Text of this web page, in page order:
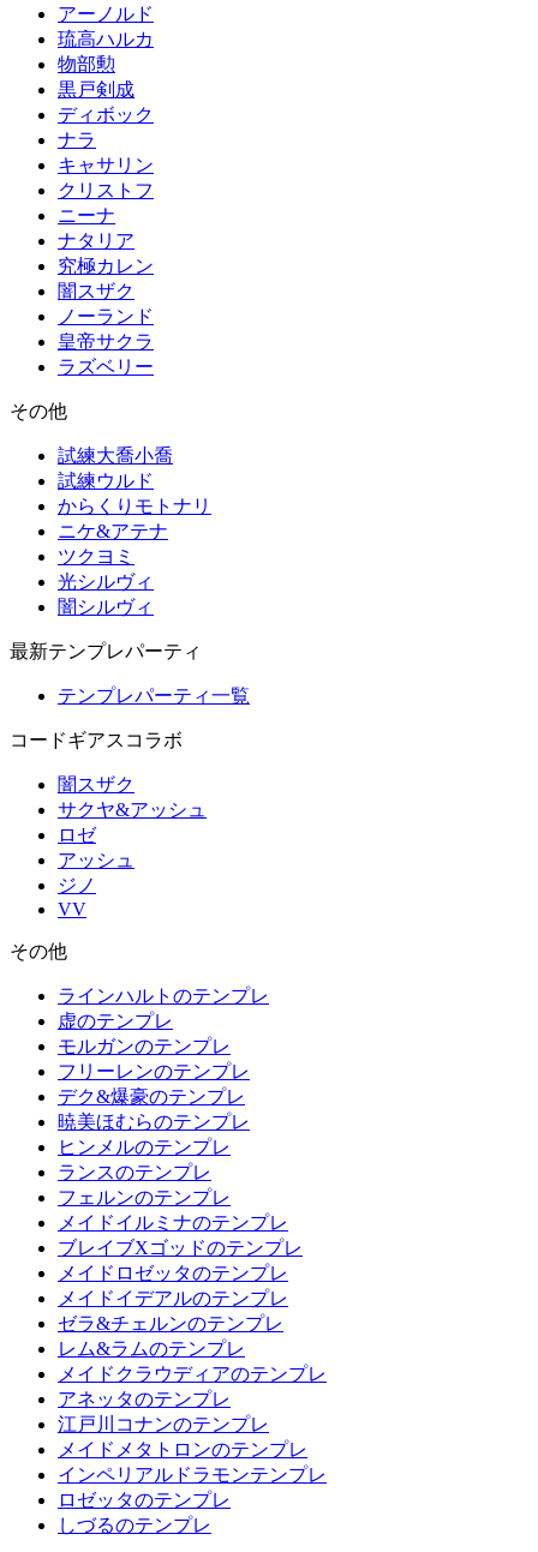
アーノルド
琉高ハルカ
物部勲
黒戸剣成
ディボック
ナラ
キャサリン
クリストフ
ニーナ
ナタリア
究極カレン
闇スザク
ノーランド
皇帝サクラ
ラズベリー
その他
試練大喬小喬
試練ウルド
からくりモトナリ
ニケ&アテナ
ツクヨミ
光シルヴィ
闇シルヴィ
最新テンプレパーティ
テンプレパーティ一覧
コードギアスコラボ
闇スザク
サクヤ&アッシュ
ロゼ
アッシュ
ジノ
VV
その他
ラインハルトのテンプレ
虚のテンプレ
モルガンのテンプレ
フリーレンのテンプレ
デク&爆豪のテンプレ
暁美ほむらのテンプレ
ヒンメルのテンプレ
ランスのテンプレ
フェルンのテンプレ
メイドイルミナのテンプレ
ブレイブXゴッドのテンプレ
メイドロゼッタのテンプレ
メイドイデアルのテンプレ
ゼラ&チェルンのテンプレ
レム&ラムのテンプレ
メイドクラウディアのテンプレ
アネッタのテンプレ
江戸川コナンのテンプレ
メイドメタトロンのテンプレ
インペリアルドラモンテンプレ
ロゼッタのテンプレ
しづるのテンプレ